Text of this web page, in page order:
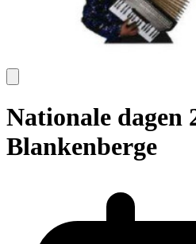
Nationale dagen
Blankenberge